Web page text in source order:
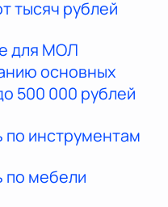
тысяч рублей
для МОЛ
основных
500 000 рублей
инструментам
по мебели